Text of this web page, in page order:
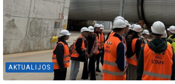
AKTUALIJOS